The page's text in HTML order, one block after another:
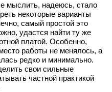
мыслить, надеюсь, стало
некоторые варианты
самый простой это
удастся найти ту же
платой. Особенно,
работы не менялось, а
редко и минимально.
свои сильные
частной практикой